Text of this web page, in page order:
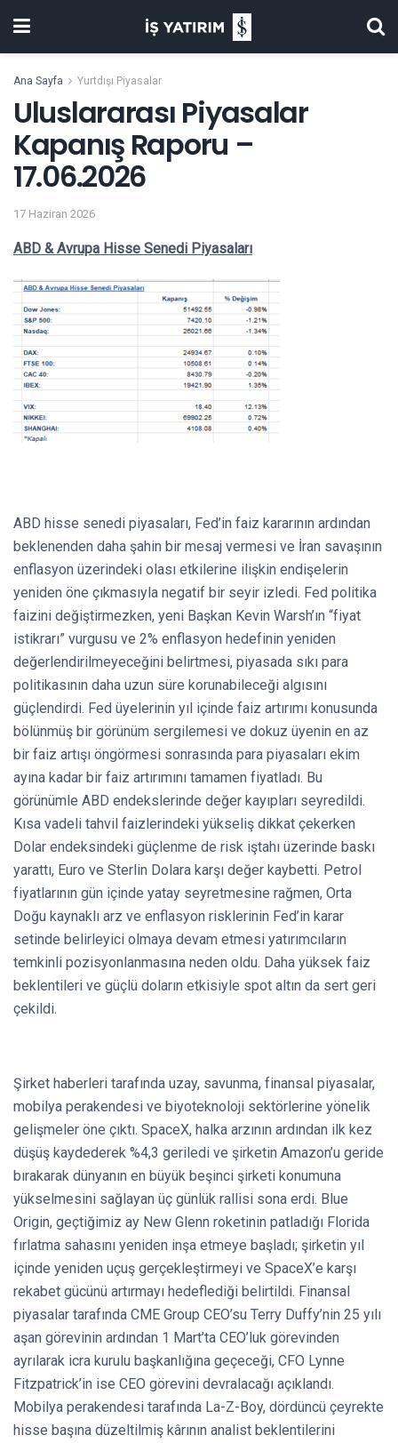
Ana Sayfa Yurtdışı Piyasalar
Uluslararası Piyasalar
Kapanış Raporu –
17.06.2026
17 Haziran 2026
ABD & Avrupa Hisse Senedi Piyasaları
ABD hisse senedi piyasaları, Fed’in faiz kararının ardından
beklenenden daha şahin bir mesaj vermesi ve İran savaşının
enflasyon üzerindeki olası etkilerine ilişkin endişelerin
yeniden öne çıkmasıyla negatif bir seyir izledi. Fed politika
faizini değiştirmezken, yeni Başkan Kevin Warsh’ın “fiyat
istikrarı” vurgusu ve 2% enflasyon hedefinin yeniden
değerlendirilmeyeceğini belirtmesi, piyasada sıkı para
politikasının daha uzun süre korunabileceği algısını
güçlendirdi. Fed üyelerinin yıl içinde faiz artırımı konusunda
bölünmüş bir görünüm sergilemesi ve dokuz üyenin en az
bir faiz artışı öngörmesi sonrasında para piyasaları ekim
ayına kadar bir faiz artırımını tamamen fiyatladı. Bu
görünümle ABD endekslerinde değer kayıpları seyredildi.
Kısa vadeli tahvil faizlerindeki yükseliş dikkat çekerken
Dolar endeksindeki güçlenme de risk iştahı üzerinde baskı
yarattı, Euro ve Sterlin Dolara karşı değer kaybetti. Petrol
fiyatlarının gün içinde yatay seyretmesine rağmen, Orta
Doğu kaynaklı arz ve enflasyon risklerinin Fed’in karar
setinde belirleyici olmaya devam etmesi yatırımcıların
temkinli pozisyonlanmasına neden oldu. Daha yüksek faiz
beklentileri ve güçlü doların etkisiyle spot altın da sert geri
çekildi.
Şirket haberleri tarafında uzay, savunma, finansal piyasalar,
mobilya perakendesi ve biyoteknoloji sektörlerine yönelik
gelişmeler öne çıktı. SpaceX, halka arzının ardından ilk kez
düşüş kaydederek %4,3 geriledi ve şirketin Amazon’u geride
bırakarak dünyanın en büyük beşinci şirketi konumuna
yükselmesini sağlayan üç günlük rallisi sona erdi. Blue
Origin, geçtiğimiz ay New Glenn roketinin patladığı Florida
fırlatma sahasını yeniden inşa etmeye başladı; şirketin yıl
içinde yeniden uçuş gerçekleştirmeyi ve SpaceX’e karşı
rekabet gücünü artırmayı hedeflediği belirtildi. Finansal
piyasalar tarafında CME Group CEO’su Terry Duffy’nin 25 yılı
aşan görevinin ardından 1 Mart’ta CEO’luk görevinden
ayrılarak icra kurulu başkanlığına geçeceği, CFO Lynne
Fitzpatrick’in ise CEO görevini devralacağı açıklandı.
Mobilya perakendesi tarafında La-Z-Boy, dördüncü çeyrekte
hisse başına düzeltilmiş kârının analist beklentilerini